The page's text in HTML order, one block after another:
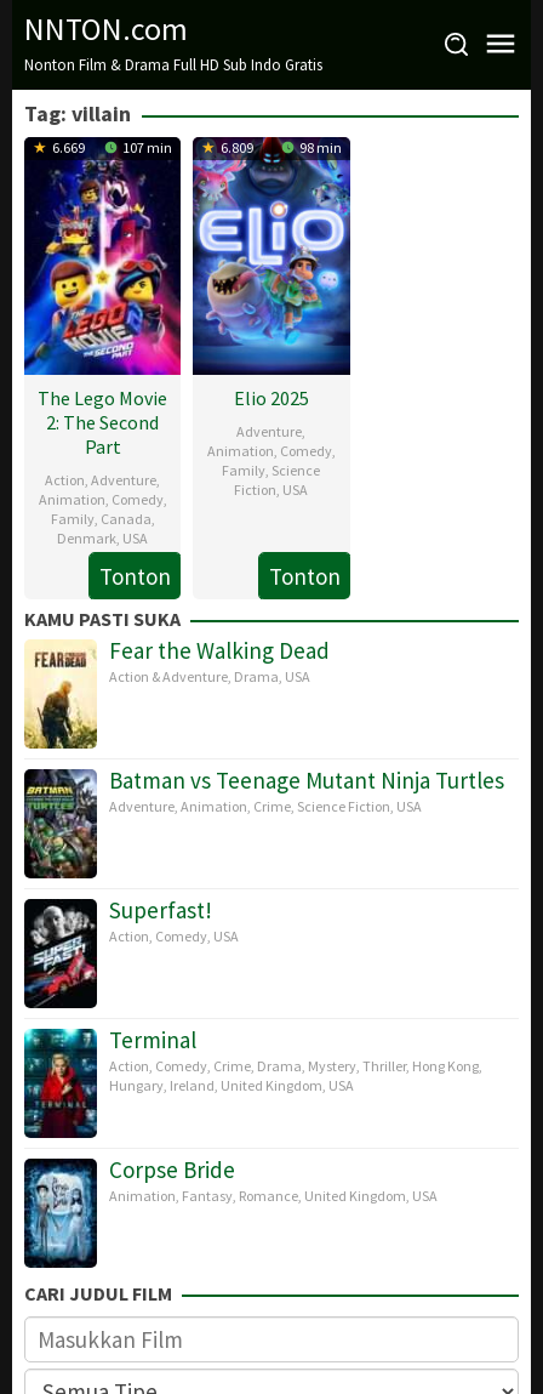
Loncat
konten
NNTON.com
Nonton Film & Drama Full HD Sub Indo Gratis
Tag: villain
6.669 107 min
The Lego Movie
2: The Second
Part
Action ,Adventure
Animation Comedy,
Family, Canada
Denmark USA
6
Feb
2019
Mike
Mitchell
Tonton
6.809 98 min
Elio 2025
Adventure
Animation Comedy,
Family Science
Fiction USA
Jun
2025
Bonbright
Tonton
KAMU PASTI SUKA
Fear the Walking Dead
Action & Adventure Drama USA
Batman vs Teenage Mutant Ninja Turtles
Adventure Animation Crime Science Fiction USA
Superfast!
Action Comedy USA
Terminal
Action Comedy Crime Drama Mystery Thriller, Hong Kong
Hungary Ireland United Kingdom USA
Corpse Bride
Animation Fantasy Romance United Kingdom USA
CARI JUDUL FILM